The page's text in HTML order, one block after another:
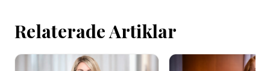
Relaterade Artiklar